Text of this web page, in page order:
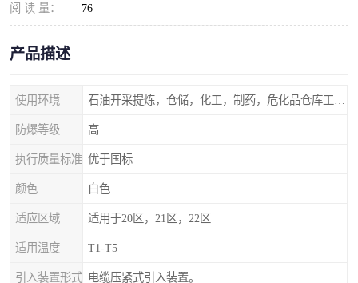
阅 读 量： 76
产品描述
使用环境
防爆等级 高
执行质量标准 优于国标
颜色 白色
适应区域 适用于20区，21区，22区
适用温度 T1-T5
引入装置形式 电缆压紧式引入装置。